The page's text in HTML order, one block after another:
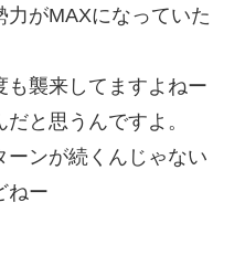
がMAXになっていた
襲来してますよねー
と思うんですよ。
ーンが続くんじゃない
ねー